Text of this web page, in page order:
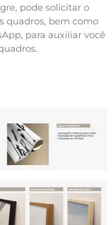
pode solicitar o
quadros, bem como
para auxiliar você